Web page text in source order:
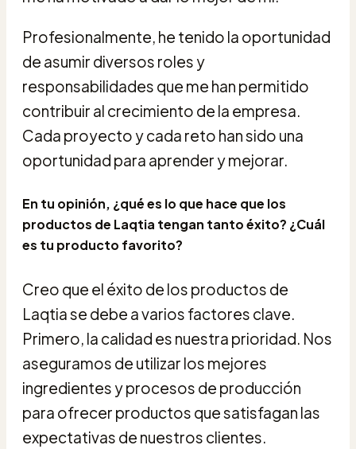
Profesionalmente, he tenido la oportunidad
de asumir diversos roles y
responsabilidades que me han permitido
contribuir al crecimiento de la empresa.
Cada proyecto y cada reto han sido una
oportunidad para aprender y mejorar.
En tu opinión, ¿qué es lo que hace que los
productos de Laqtia tengan tanto éxito? ¿Cuál
es tu producto favorito?
Creo que el éxito de los productos de
Laqtia se debe a varios factores clave.
Primero, la calidad es nuestra prioridad. Nos
aseguramos de utilizar los mejores
ingredientes y procesos de producción
para ofrecer productos que satisfagan las
expectativas de nuestros clientes.